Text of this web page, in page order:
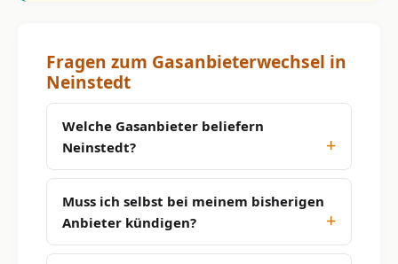
Fragen zum Gasanbieterwechsel in
Neinstedt
Welche Gasanbieter beliefern
Neinstedt?
Muss ich selbst bei meinem bisherigen
Anbieter kündigen?